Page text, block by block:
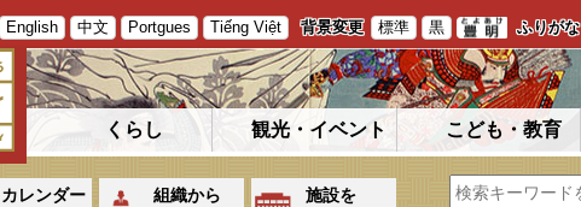
English 中文 Portgues Tiếng Việt 背景変更 標準 黒 ふりがな
くらし 観光・イベント こども・教育
カレンダー
組織から
施設を